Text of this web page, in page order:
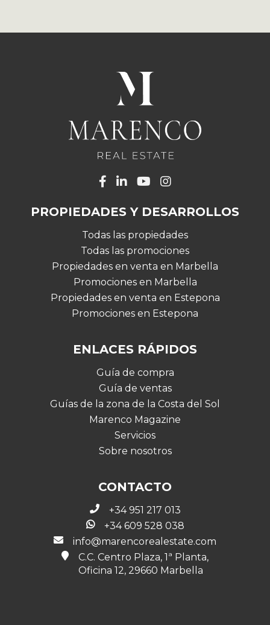
PROPIEDADES Y DESARROLLOS
Todas las propiedades
Todas las promociones
Propiedades en venta en Marbella
Promociones en Marbella
Propiedades en venta en Estepona
Promociones en Estepona
ENLACES RÁPIDOS
Guía de compra
Guía de ventas
Guías de la zona de la Costa del Sol
Marenco Magazine
Servicios
Sobre nosotros
CONTACTO
+34 951 217 013
+34 609 528 038
info@marencorealestate.com
C.C. Centro Plaza, 1ª Planta,
Oficina 12, 29660 Marbella